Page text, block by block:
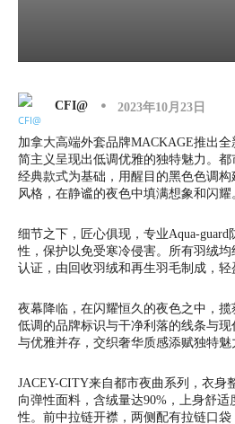
CFI@ 2023年10月23日
加拿大高端外套品牌MACKAGE推出
简主义呈现出低调优雅的独特魅力。
经典款式为基础，用醒目的黑色色调
风格，在静谧的夜色中填满想象和闪耀
细节之下，匠心俱现，专业Aqua-
性，保护以免受寒冷侵害。所有羽绒均
认证，由回收羽绒和再生羽毛制成，轻
夜幕降临，在闪耀恒久的夜色之中，揽
低调的品牌标识与干净利落的线条与
与优雅并存，交织奢华质感添赋独特魅
JACEY-CITY来自都市夜曲系列，衣身
向弹性面料，含绒量达90%，上身舒
性。前中拉链开襟，两侧配有拉链口